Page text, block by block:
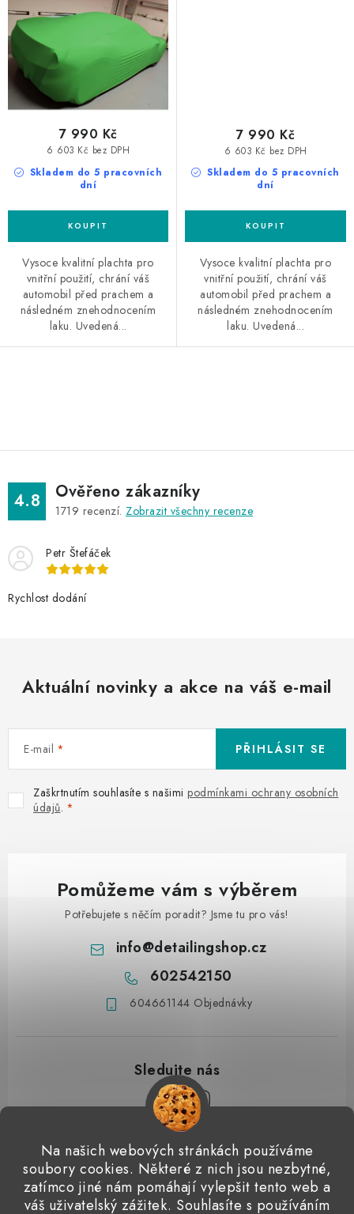
Na našich webových stránkách používáme
soubory cookies. Některé z nich jsou nezbytné,
zatímco jiné nám pomáhají vylepšit tento web a
váš uživatelský zážitek. Souhlasíte s používáním
Skladem do 5 pracovních
dní
6 603 Kč bez DPH
7 990 Kč
Vysoce kvalitní plachta pro
vnitřní použití, chrání váš
automobil před prachem a
následném znehodnocením
laku. Uvedená...
Skladem do 5 pracovních
dní
6 603 Kč bez DPH
7 990 Kč
Vysoce kvalitní plachta pro
vnitřní použití, chrání váš
automobil před prachem a
následném znehodnocením
laku. Uvedená...
á
d
a
c
p
v
i
u
4.8 Ověřeno zákazníky
1719 recenzí. Zobrazit všechny recenze
Petr Štefáček
Rychlost dodání
Aktuální novinky a akce na váš e-mail
E-mail
Zaškrtnutím souhlasíte s našimi podmínkami ochrany osobních
údajů.
PŘIHLÁSIT SE
Pomůžeme vám s výběrem
Potřebujete s něčím poradit? Jsme tu pro vás!
info@detailingshop.cz
602542150
604661144 Objednávky
Přijímáme online platby